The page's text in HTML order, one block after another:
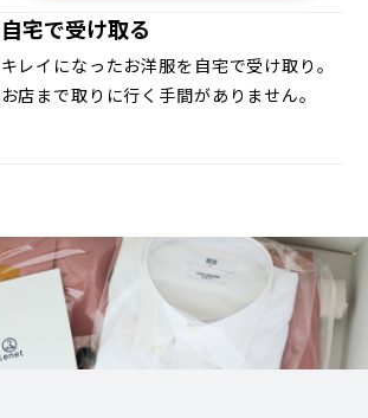
自宅で受け取る
キレイになったお洋服を自宅で受け取り。
お店まで取りに行く手間がありません。